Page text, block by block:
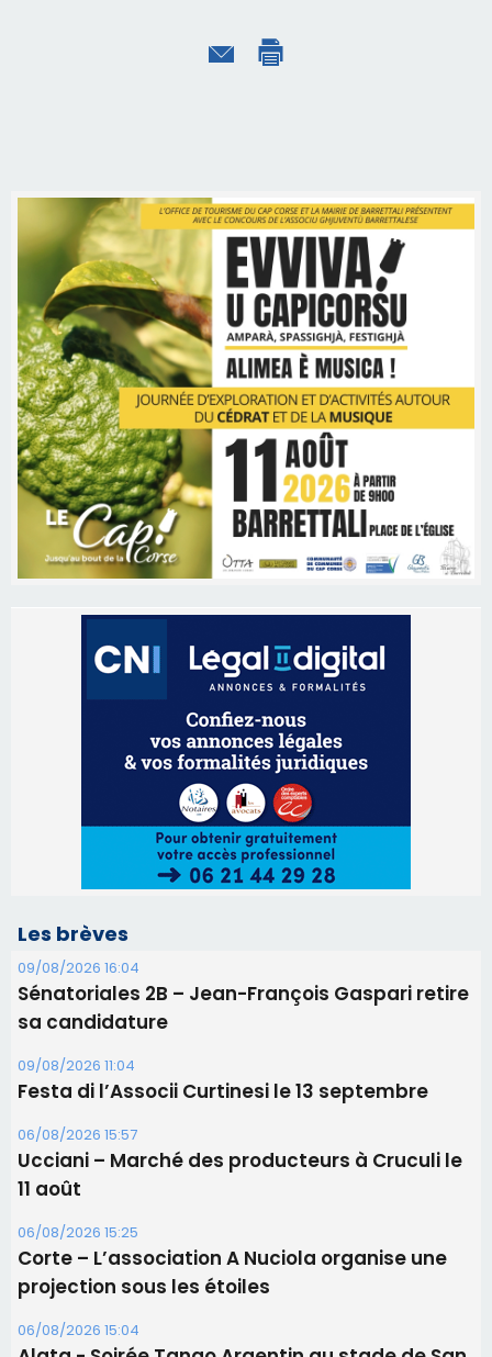
Les brèves
Sénatoriales 2B – Jean-François Gaspari retire
sa candidature
Festa di l’Associi Curtinesi le 13 septembre
11 août
06/08/2026 15:25
Corte – L’association A Nuciola organise une
projection sous les étoiles
06/08/2026 15:04
Alata - Soirée Tango Argentin au stade de San
Benedetto
05/08/2026 09:53
Biguglia : messe de la Sainte-Marie et
procession le 14 août
Les plus lus